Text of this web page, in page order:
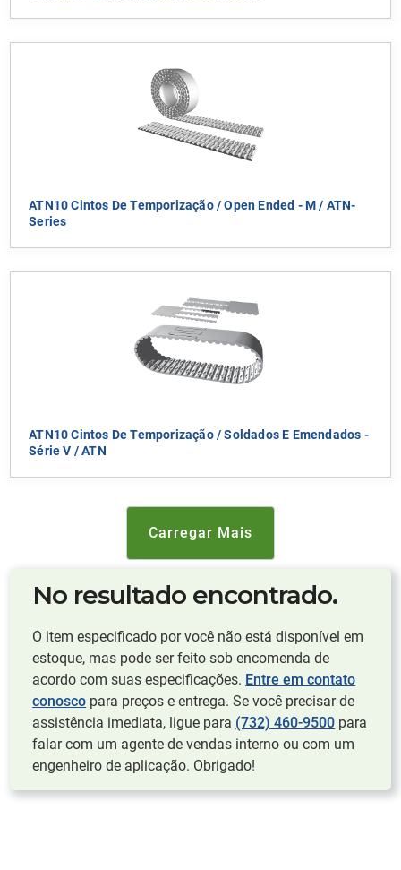
ATN10 Cintos De Temporização / Open Ended - M / ATN-
Series
ATN10 Cintos De Temporização / Soldados E Emendados -
Série V / ATN
Carregar Mais
No resultado encontrado.
O item especificado por você não está disponível em
estoque, mas pode ser feito sob encomenda de
acordo com suas especificações. Entre em contato
conosco para preços e entrega. Se você precisar de
assistência imediata, ligue para (732) 460-9500 para
falar com um agente de vendas interno ou com um
engenheiro de aplicação. Obrigado!